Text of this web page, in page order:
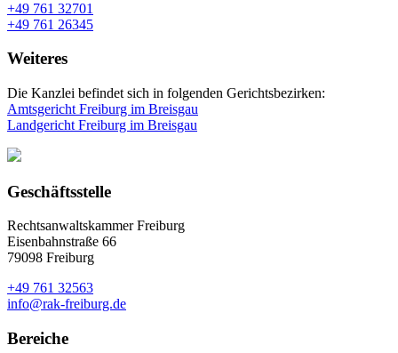
+49 761 32701
+49 761 26345
Weiteres
Die Kanzlei befindet sich in folgenden Gerichtsbezirken:
Amtsgericht Freiburg im Breisgau
Landgericht Freiburg im Breisgau
Geschäftsstelle
Rechtsanwaltskammer Freiburg
Eisenbahnstraße 66
79098 Freiburg
+49 761 32563
info@rak-freiburg.de
Bereiche